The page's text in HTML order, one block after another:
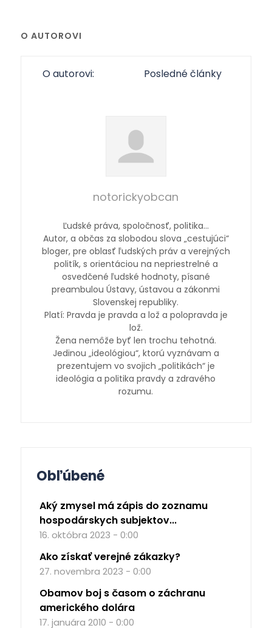
O AUTOROVI
O autorovi: Posledné články
notorickyobcan
Ľudské práva, spoločnosť, politika…
Autor, a občas za slobodou slova „cestujúci“
bloger, pre oblasť ľudských práv a verejných
politík, s orientáciou na nepriestrelné a
osvedčené ľudské hodnoty, písané
preambulou Ústavy, ústavou a zákonmi
Slovenskej republiky.
Platí: Pravda je pravda a lož a polopravda je
lož.
Žena nemôže byť len trochu tehotná.
Jedinou „ideológiou“, ktorú vyznávam a
prezentujem vo svojich „politikách“ je
ideológia a politika pravdy a zdravého
rozumu.
Obľúbené
Aký zmysel má zápis do zoznamu
hospodárskych subjektov...
16. októbra 2023 - 0:00
Ako získať verejné zákazky?
27. novembra 2023 - 0:00
Obamov boj s časom o záchranu
amerického dolára
17. januára 2010 - 0:00